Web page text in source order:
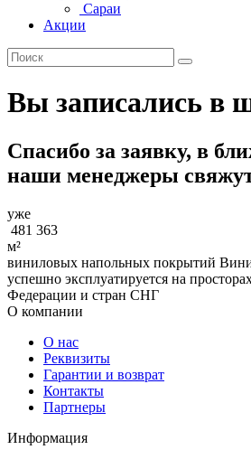
Сараи
Акции
Вы записались в
Спасибо за заявку, в
наши менеджеры
уже
481 363
м²
виниловых напольных покрытий
успешно эксплуатируется на
Федерации и стран СНГ
О компании
О нас
Реквизиты
Гарантии и возврат
Контакты
Партнеры
Информация